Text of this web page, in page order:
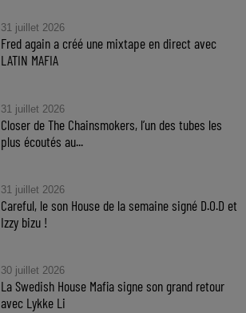
31 juillet 2026
Fred again a créé une mixtape en direct avec
LATIN MAFIA
31 juillet 2026
Closer de The Chainsmokers, l’un des tubes les
plus écoutés au...
31 juillet 2026
Careful, le son House de la semaine signé D.O.D et
Izzy bizu !
30 juillet 2026
La Swedish House Mafia signe son grand retour
avec Lykke Li